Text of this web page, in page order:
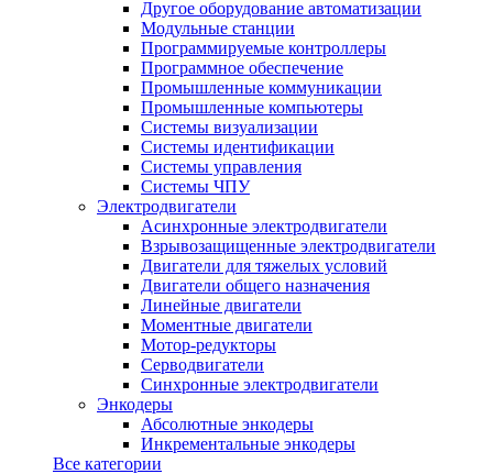
Другое оборудование автоматизации
Модульные станции
Программируемые контроллеры
Программное обеспечение
Промышленные коммуникации
Промышленные компьютеры
Системы визуализации
Системы идентификации
Системы управления
Системы ЧПУ
Электродвигатели
Асинхронные электродвигатели
Взрывозащищенные электродвигатели
Двигатели для тяжелых условий
Двигатели общего назначения
Линейные двигатели
Моментные двигатели
Мотор-редукторы
Серводвигатели
Синхронные электродвигатели
Энкодеры
Абсолютные энкодеры
Инкрементальные энкодеры
Все категории